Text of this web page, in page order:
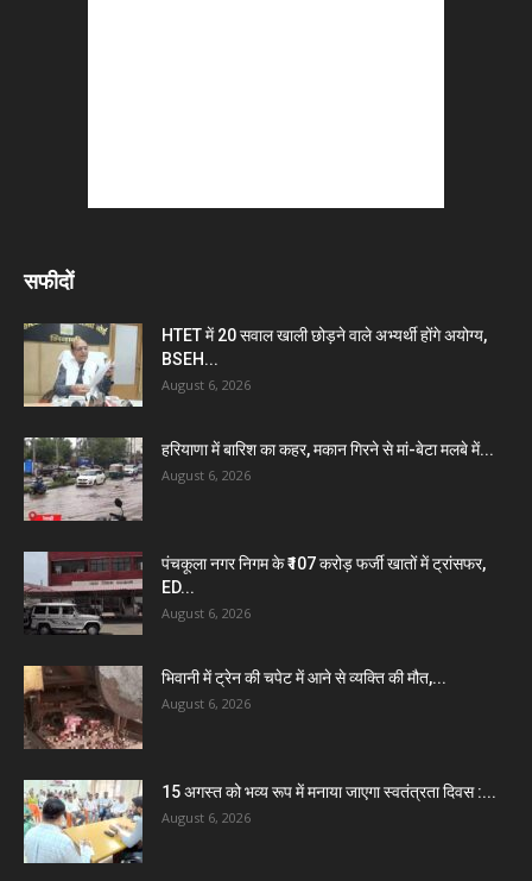
सफीदों
HTET में 20 सवाल खाली छोड़ने वाले अभ्यर्थी होंगे अयोग्य,
BSEH...
August 6, 2026
हरियाणा में बारिश का कहर, मकान गिरने से मां-बेटा मलबे में...
August 6, 2026
पंचकूला नगर निगम के ₹107 करोड़ फर्जी खातों में ट्रांसफर,
ED...
August 6, 2026
भिवानी में ट्रेन की चपेट में आने से व्यक्ति की मौत,...
August 6, 2026
15 अगस्त को भव्य रूप में मनाया जाएगा स्वतंत्रता दिवस :...
August 6, 2026